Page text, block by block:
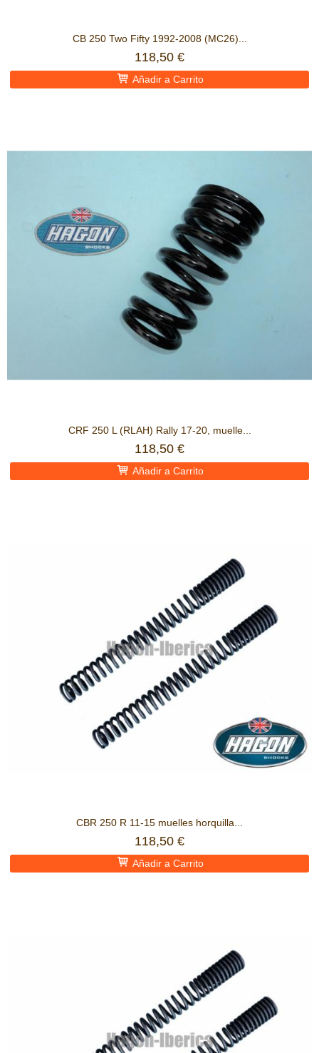
CB 250 Two Fifty 1992-2008 (MC26)...
118,50 €
Añadir a Carrito
CRF 250 L (RLAH) Rally 17-20, muelle...
118,50 €
Añadir a Carrito
CBR 250 R 11-15 muelles horquilla...
118,50 €
Añadir a Carrito